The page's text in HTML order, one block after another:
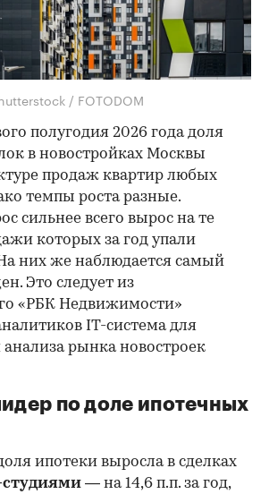
/ FOTODOM
полугодия 2026 года доля
в новостройках Москвы
продаж квартир любых
темпы роста разные.
сильнее всего вырос на те
которых за год упали
них же наблюдается самый
Это следует из
«РБК Недвижимости»
IT-система для
рынка новостроек
по доле ипотечных
ипотеки выросла в сделках
— на 14,6 п.п. за год,